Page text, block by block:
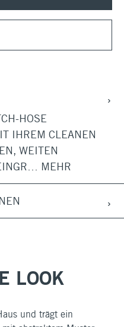
HOSE
IHREM CLEANEN
WEITEN
MEHR
LOOK